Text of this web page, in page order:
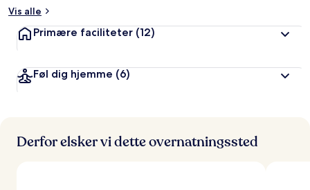
Vis alle
Primære faciliteter (12)
Føl dig hjemme (6)
Derfor elsker vi dette overnatningssted